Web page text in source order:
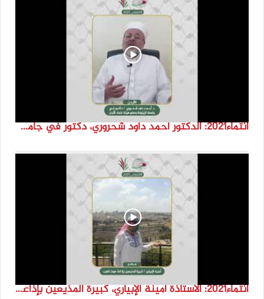
انتماء2021: الدكتور احمد داود شحروري، دكتور في جامعة الزيتونة وعضو هيئة علماء الاردن
انتماء2021: الاستاذة أمينة الإبياري، كبيرة المذيعين بإذاعة صوت العرب، مصر